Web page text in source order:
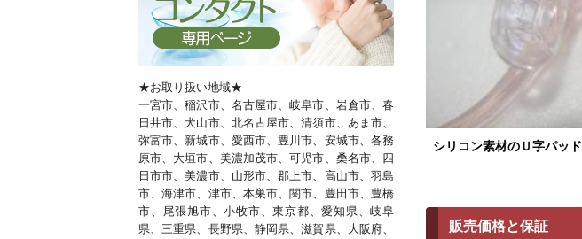
シリコン素材のＵ字パッド
★お取り扱い地域★
一宮市、稲沢市、名古屋市、岐阜市、岩倉市、春
日井市、犬山市、北名古屋市、清須市、あま市、
弥富市、新城市、愛西市、豊川市、安城市、各務
原市、大垣市、美濃加茂市、可児市、桑名市、四
日市市、美濃市、山形市、郡上市、高山市、羽島
市、海津市、津市、本巣市、関市、豊田市、豊橋
市、尾張旭市、小牧市、東京都、愛知県、岐阜
県、三重県、長野県、静岡県、滋賀県、大阪府、
販売価格と保証